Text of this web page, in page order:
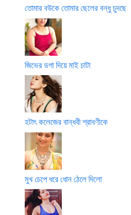
তোমার বউকে তোমার ছেলের বন্ধু চুদছে
জিভের ডগা দিয়ে মাই চাটা
হটাৎ কলেজের বান্ধবী শ্রাবণীকে
মুখ চেপে ধরে ধোন ঠেলে দিলো